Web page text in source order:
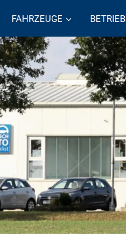
FAHRZEUGE BETRIEB